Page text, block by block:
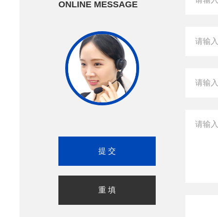
ONLINE MESSAGE